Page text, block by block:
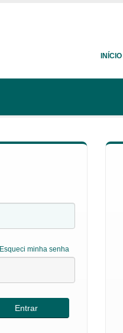
INÍCIO
Esqueci minha senha